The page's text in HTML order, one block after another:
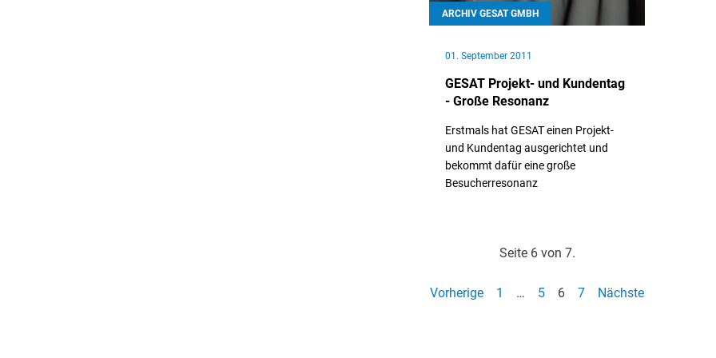
ARCHIV GESAT GMBH
01. September 2011
GESAT Projekt- und Kundentag
- Große Resonanz
Erstmals hat GESAT einen Projekt-
und Kundentag ausgerichtet und
bekommt dafür eine große
Besucherresonanz
Seite 6 von 7.
Vorherige 1 … 5 6 7 Nächste